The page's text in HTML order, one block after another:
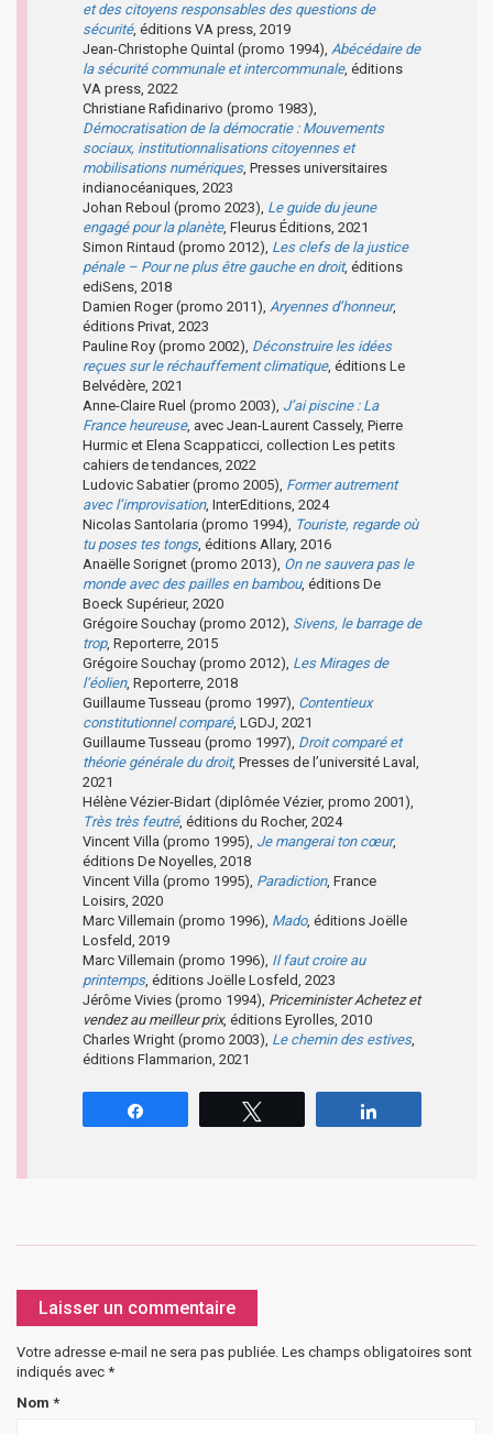
et des citoyens responsables des questions de
sécurité, éditions VA press, 2019
Jean-Christophe Quintal (promo 1994), Abécédaire de
la sécurité communale et intercommunale, éditions
VA press, 2022
Christiane Rafidinarivo (promo 1983),
Démocratisation de la démocratie : Mouvements
sociaux, institutionnalisations citoyennes et
mobilisations numériques, Presses universitaires
indianocéaniques, 2023
Johan Reboul (promo 2023), Le guide du jeune
engagé pour la planète, Fleurus Éditions, 2021
Simon Rintaud (promo 2012), Les clefs de la justice
pénale – Pour ne plus être gauche en droit, éditions
ediSens, 2018
Damien Roger (promo 2011), Aryennes d’honneur,
éditions Privat, 2023
Pauline Roy (promo 2002), Déconstruire les idées
reçues sur le réchauffement climatique, éditions Le
Belvédère, 2021
Anne-Claire Ruel (promo 2003), J’ai piscine : La
France heureuse, avec Jean-Laurent Cassely, Pierre
Hurmic et Elena Scappaticci, collection Les petits
cahiers de tendances, 2022
Ludovic Sabatier (promo 2005), Former autrement
avec l’improvisation, InterEditions, 2024
Nicolas Santolaria (promo 1994), Touriste, regarde où
tu poses tes tongs, éditions Allary, 2016
Anaëlle Sorignet (promo 2013), On ne sauvera pas le
monde avec des pailles en bambou, éditions De
Boeck Supérieur, 2020
Grégoire Souchay (promo 2012), Sivens, le barrage de
trop, Reporterre, 2015
Grégoire Souchay (promo 2012), Les Mirages de
l’éolien, Reporterre, 2018
Guillaume Tusseau (promo 1997), Contentieux
constitutionnel comparé, LGDJ, 2021
Guillaume Tusseau (promo 1997), Droit comparé et
théorie générale du droit, Presses de l’université Laval,
2021
Hélène Vézier-Bidart (diplômée Vézier, promo 2001),
Très très feutré, éditions du Rocher, 2024
Vincent Villa (promo 1995), Je mangerai ton cœur,
éditions De Noyelles, 2018
Vincent Villa (promo 1995), Paradiction, France
Loisirs, 2020
Marc Villemain (promo 1996), Mado, éditions Joëlle
Losfeld, 2019
Marc Villemain (promo 1996), Il faut croire au
printemps, éditions Joëlle Losfeld, 2023
Jérôme Vivies (promo 1994), Priceminister Achetez et
vendez au meilleur prix, éditions Eyrolles, 2010
Charles Wright (promo 2003), Le chemin des estives,
éditions Flammarion, 2021
Laisser un commentaire
Votre adresse e-mail ne sera pas publiée. Les champs obligatoires sont
indiqués avec *
Nom *